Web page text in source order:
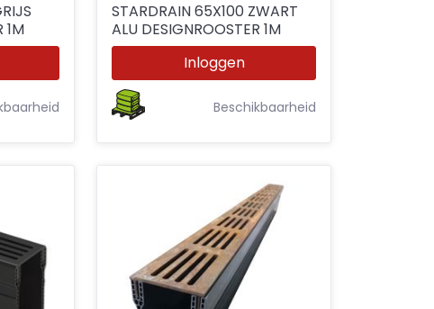
1M
STARDRAIN 65X100 ZWART
ALU DESIGNROOSTER 1M
Inloggen
Beschikbaarheid